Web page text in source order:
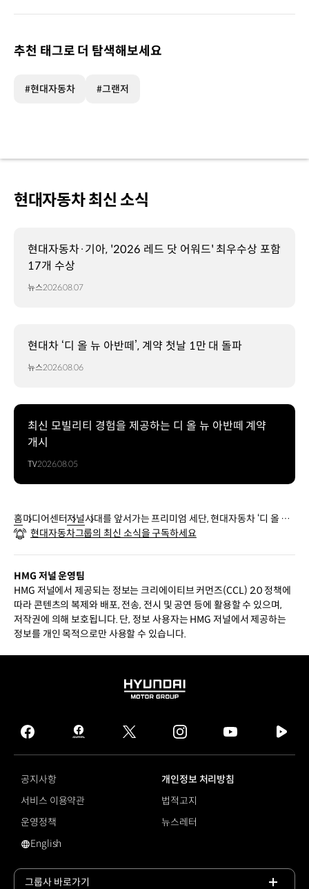
추천 태그로 더 탐색해보세요
#현대자동차 #그랜저
현대자동차 최신 소식
현대자동차·기아, '2026 레드 닷 어워드' 최우수상 포함
17개 수상
뉴스2026.08.07
현대차 ‘디 올 뉴 아반떼’, 계약 첫날 1만 대 돌파
뉴스2026.08.06
최신 모빌리티 경험을 제공하는 디 올 뉴 아반떼 계약
개시
TV2026.08.05
홈미디어센터저널시대를 앞서가는 프리미엄 세단, 현대자동차 ‘디 올 뉴
그랜저’ 출시
현대자동차그룹의 최신 소식을 구독하세요
HMG 저널 운영팀
HMG 저널에서 제공되는 정보는 크리에이티브 커먼즈(CCL) 2.0 정책에
따라 콘텐츠의 복제와 배포, 전송, 전시 및 공연 등에 활용할 수 있으며,
저작권에 의해 보호됩니다. 단, 정보 사용자는 HMG 저널에서 제공하는
정보를 개인 목적으로만 사용할 수 있습니다.
HYUNDAI
GROUP
facebook
hmg
journal
twitter instagram
tv
공지사항
개인정보 처리방침
서비스 이용약관
법적고지
운영정책
뉴스레터
영문 사이트로 이동
English
그룹사 바로가기